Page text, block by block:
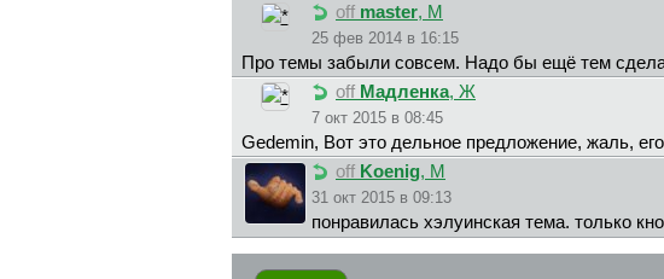
off master, М
25 фев 2014 в 16:15
Про темы забыли совсем. Надо бы ещё тем
off Мадленка, Ж
7 окт 2015 в 08:45
Gedemin, Вот это дельное предложение, жаль, его
off Koenig, М
31 окт 2015 в 09:13
понравилась хэлуинская тема. только